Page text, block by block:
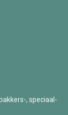
, speciaal-